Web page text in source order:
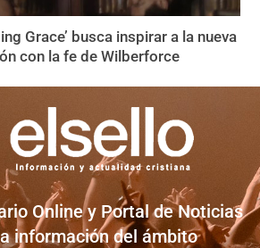
Grace’ busca inspirar a la nueva
con la fe de Wilberforce
Online y Portal de Noticias
información del ámbito